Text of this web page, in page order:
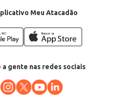
Meu Atacadão
a gente nas redes sociais